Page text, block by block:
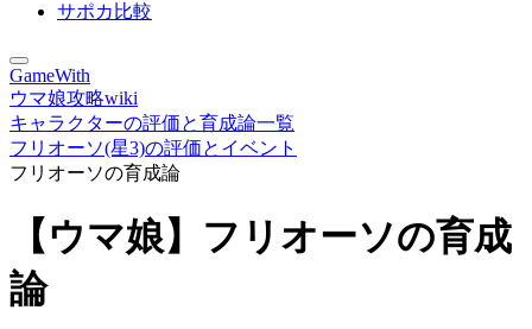
サポカ比較
GameWith
ウマ娘攻略wiki
キャラクターの評価と育成論一覧
フリオーソ(星3)の評価とイベント
フリオーソの育成論
【ウマ娘】フリオーソの育成
論